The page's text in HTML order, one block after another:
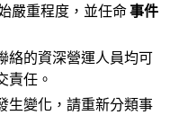
嚴重程度，並任命事件
絡的資深營運人員均可
責任。
生變化，請重新分類事